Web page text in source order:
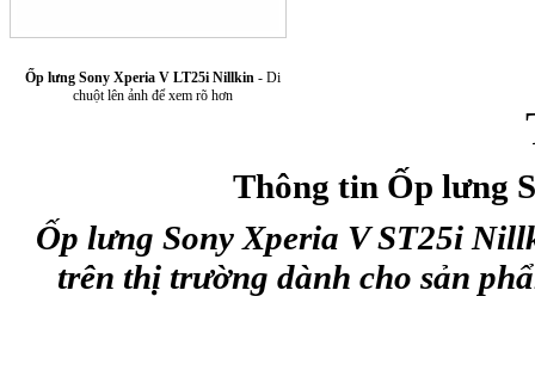
Ốp lưng Sony
Ốp lưng Sony Xperia V LT25i Nillkin - Di
chuột lên ảnh để xem rõ hơn
Thông tin Ốp lưng
Ốp lưng Sony Xperia V ST25i
trên thị trường dành cho sản